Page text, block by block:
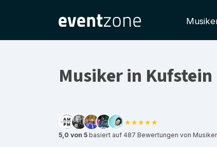
Musiker in Kufstein
★★★★★
5,0 von 5 basiert auf 487 Bewertungen von